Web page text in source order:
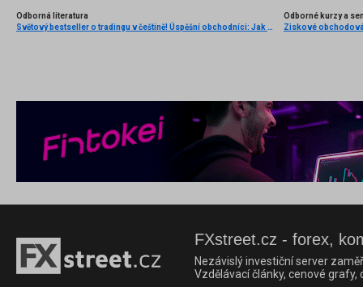
Odborná literatura
Světový bestseller o tradingu v češtině! Úspěšní obchodníci: Jak běžní lidé porážejí Wall Street v jeho vlastní hře
Odborné kurzy a
FXstreet.cz - forex,
Nezávislý investiční server
Vzdělávací články, cenové